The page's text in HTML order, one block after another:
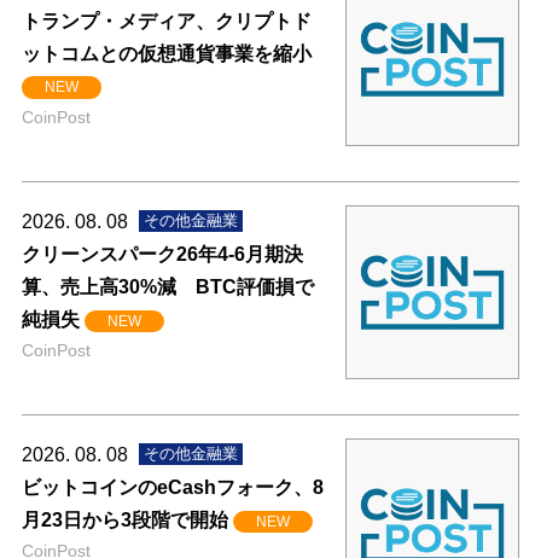
トランプ・メディア、クリプトド
ットコムとの仮想通貨事業を縮小
NEW
CoinPost
2026. 08. 08 その他金融業
クリーンスパーク26年4-6月期決
算、売上高30%減 BTC評価損で
純損失
NEW
CoinPost
2026. 08. 08 その他金融業
ビットコインのeCashフォーク、8
月23日から3段階で開始
NEW
CoinPost